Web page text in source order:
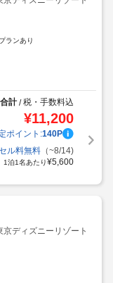
ランあり
計/税・手数料込
¥11,200
ポイント:140P
ル料無料（~8/14)
1泊1名あたり¥5,600
ディズニーリゾート